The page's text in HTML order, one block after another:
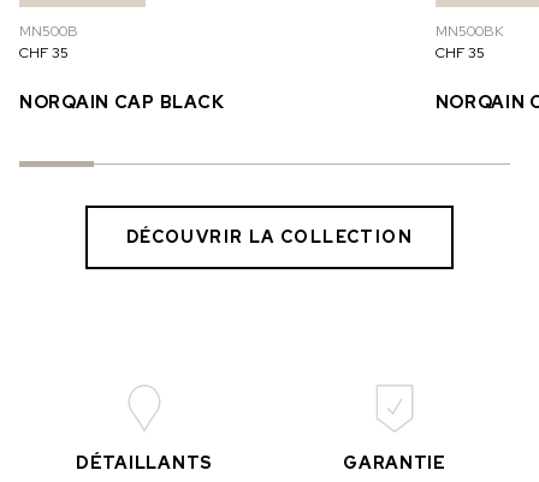
MN500B
CHF 35
NORQAIN CAP BLACK
MN500BK
CHF 35
NORQAIN
DÉCOUVRIR LA COLLECTION
DÉTAILLANTS
GARANTIE